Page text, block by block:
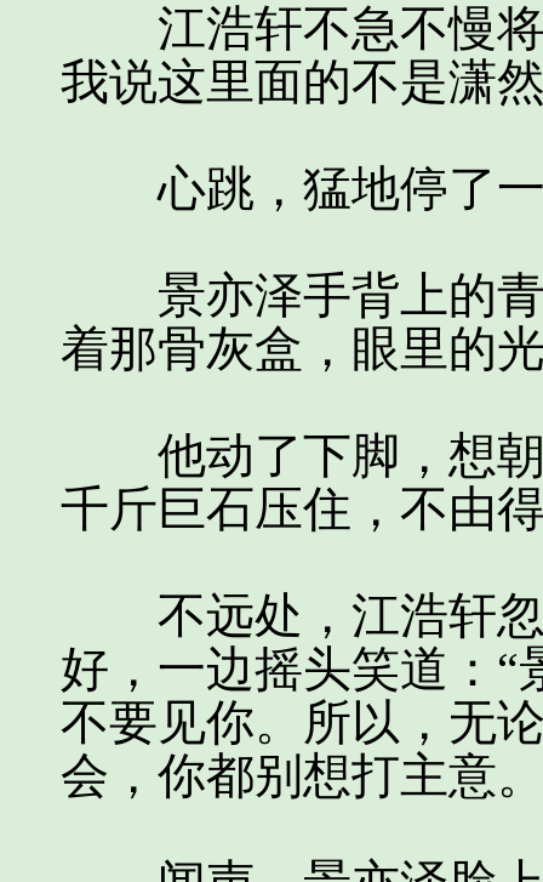
江浩轩不急不慢将
我说这里面的不是潇
心跳，猛地停了
景亦泽手背上的青
着那骨灰盒，眼里的
他动了下脚，想朝
千斤巨石压住，不由
不远处，江浩轩忽
好，一边摇头笑道：
不要见你。所以，无
会，你都别想打主意